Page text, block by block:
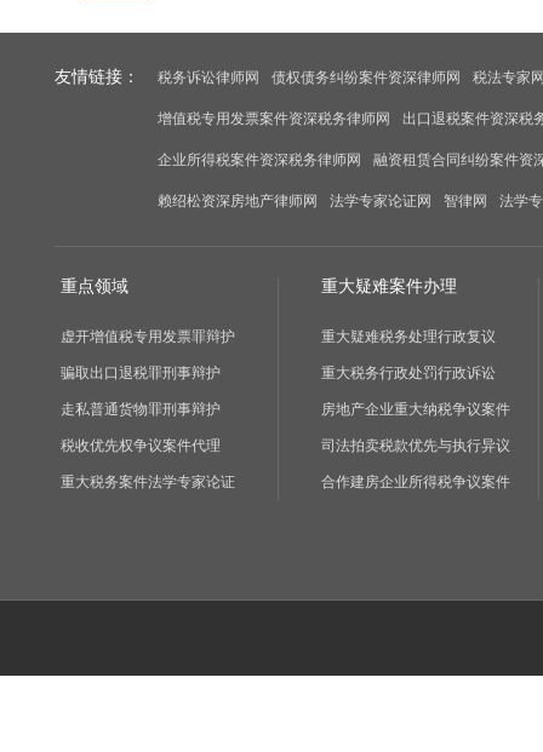
友情链接： 税务诉讼律师网 债权债务纠纷案件资深律师网 税法专家
增值税专用发票案件资深税务律师网 出口退税案件资深税
企业所得税案件资深税务律师网 融资租赁合同纠纷案件资
赖绍松资深房地产律师网 法学专家论证网 智律网 法学
重点领域
虚开增值税专用发票罪辩护
骗取出口退税罪刑事辩护
走私普通货物罪刑事辩护
税收优先权争议案件代理
重大税务案件法学专家论证
重大疑难案件办理
重大疑难税务处理行政复议
重大税务行政处罚行政诉讼
房地产企业重大纳税争议案件
司法拍卖税款优先与执行异议
合作建房企业所得税争议案件